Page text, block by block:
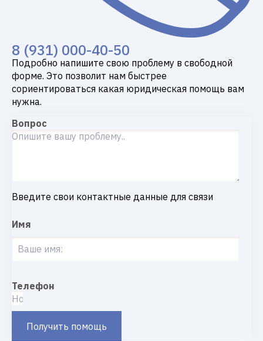
8 (931) 000-40-50
Подробно напишите свою проблему в свободной
форме. Это позволит нам быстрее
сориентироваться какая юридическая помощь вам
нужна.
Вопрос
Введите свои контактные данные для связи
Имя
Телефон
Получить помощь